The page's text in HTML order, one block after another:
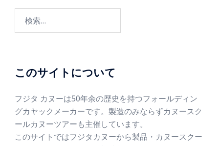
このサイトについて
フジタ カヌーは50年余の歴史を持つフォールディン
グカヤックメーカーです。製造のみならずカヌースク
ールカヌーツアーも主催しています。
このサイトではフジタカヌーから製品・カヌースクー